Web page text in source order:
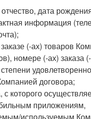
дата
информация
(-ах) товаров
номере (-ах) заказа
договора;
с которого
приложениям,